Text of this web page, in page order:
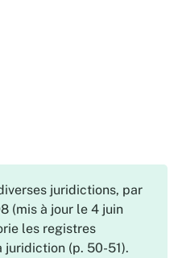
juridictions, par
(mis à jour le 4 juin
les registres
juridiction (p. 50-51).